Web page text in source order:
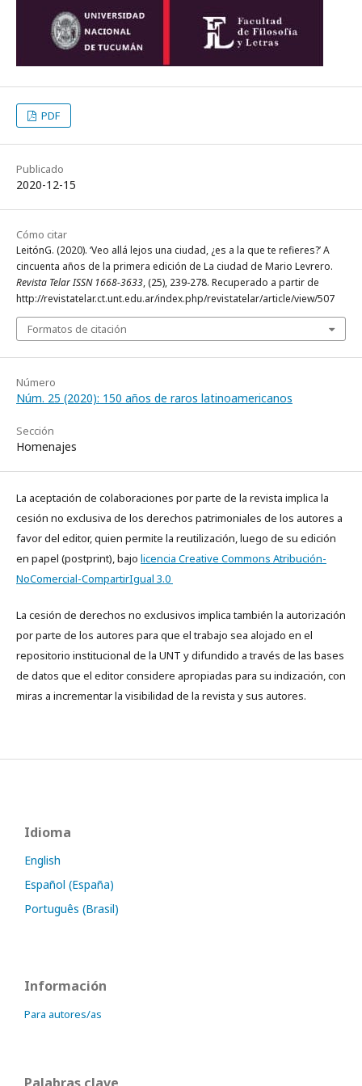
PDF
Publicado
2020-12-15
Cómo citar
LeitónG. (2020). ‘Veo allá lejos una ciudad, ¿es a la que te refieres?’ A
cincuenta años de la primera edición de La ciudad de Mario Levrero.
Revista Telar ISSN 1668-3633, (25), 239-278. Recuperado a partir de
http://revistatelar.ct.unt.edu.ar/index.php/revistatelar/article/view/507
Formatos de citación
Número
Núm. 25 (2020): 150 años de raros latinoamericanos
Sección
Homenajes
La aceptación de colaboraciones por parte de la revista implica la
cesión no exclusiva de los derechos patrimoniales de los autores a
favor del editor, quien permite la reutilización, luego de su edición
en papel (postprint), bajo licencia Creative Commons Atribución-
NoComercial-CompartirIgual 3.0
La cesión de derechos no exclusivos implica también la autorización
por parte de los autores para que el trabajo sea alojado en el
repositorio institucional de la UNT y difundido a través de las bases
de datos que el editor considere apropiadas para su indización, con
miras a incrementar la visibilidad de la revista y sus autores.
Idioma
English
Español (España)
Português (Brasil)
Información
Para autores/as